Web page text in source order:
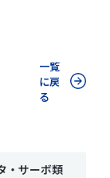
一覧
に戻
る
・サーボ類